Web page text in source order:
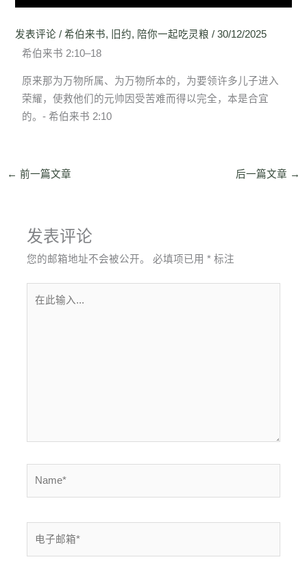
发表评论 /希伯来书, 旧约, 陪你一起吃灵粮 /30/12/2025
希伯来书 2:10–18
原来那为万物所属、为万物所本的，为要领许多儿子进入
荣耀，使救他们的元帅因受苦难而得以完全，本是合宜
的。- 希伯来书 2:10
← 前一篇文章 后一篇文章 →
发表评论
您的邮箱地址不会被公开。 必填项已用* 标注